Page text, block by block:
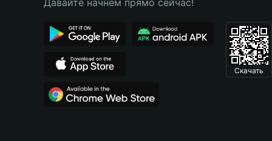
Давайте начнем прямо сейчас!
Скачать